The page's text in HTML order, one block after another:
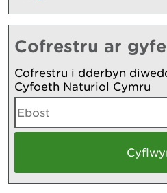
Cofrestru ar
Cofrestru i dderbyn
Cyfoeth Naturiol Cymru